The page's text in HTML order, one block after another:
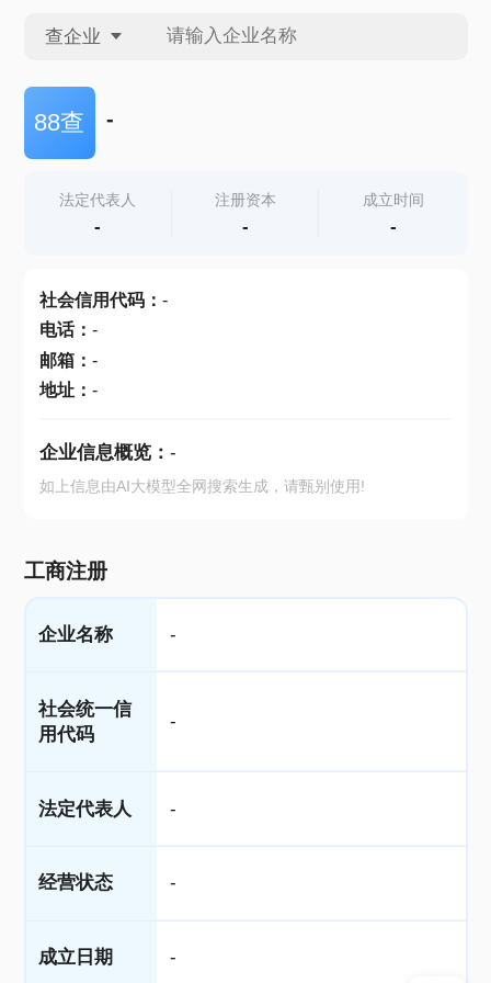
查企业
查企业
查产地
88查 -
法定代表人
-
注册资本
-
成立时间
-
社会信用代码： -
电话： -
邮箱： -
地址： -
企业信息概览： -
如上信息由AI大模型全网搜索生成，请甄别使用!
工商注册
企业名称 -
社会统一信
用代码
-
法定代表人 -
经营状态 -
成立日期 -